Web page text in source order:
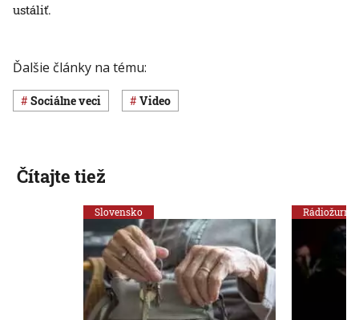
ustáliť.
Ďalšie články na tému:
Sociálne veci Video
Čítajte tiež
Slovensko Rádiožurnál